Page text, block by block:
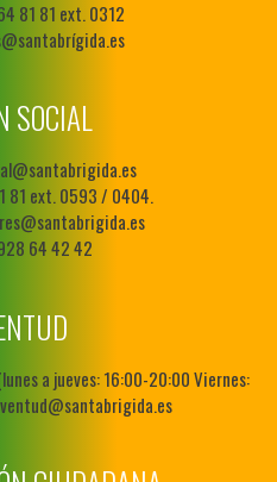
81 81 ext. 0312
SOCIAL
81 ext. 0593 / 0404.
64 42 42
a jueves: 16:00-20:00 Viernes: